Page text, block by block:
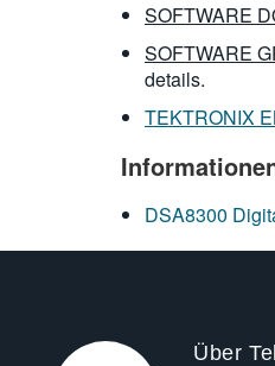
SOFTWARE
SOFTWARE
details.
TEKTRONIX
DSA8300
Über